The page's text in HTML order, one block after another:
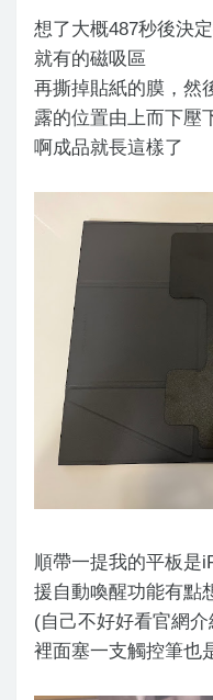
想了大概487秒後決
就有的磁吸區
再撕掉貼紙的膜，然
露的位置由上而下壓
啊成品就長這樣了
順帶一提我的平板是
援自動喚醒功能有點
(自己不好好看官網介
裡面塞一支觸控筆也